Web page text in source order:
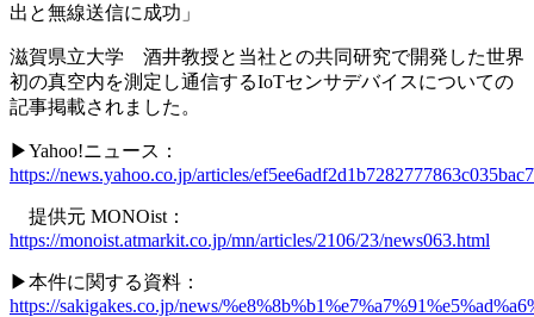
出と無線送信に成功」
滋賀県立大学 酒井教授と当社との共同研究で開発した世界
初の真空内を測定し通信するIoTセンサデバイスについての
記事掲載されました。
▶Yahoo!ニュース：
https://news.yahoo.co.jp/articles/
提供元 MONOist：
https://monoist.atmarkit.co.jp/mn/articles/2106/23/news063.html
▶本件に関する資料：
https://sakigakes.co.jp/news/